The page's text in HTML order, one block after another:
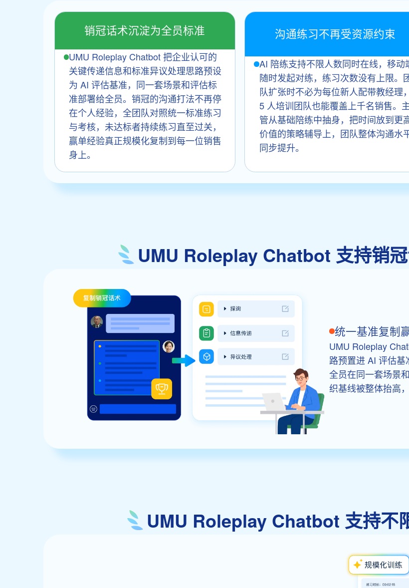
销冠话术沉淀为全员标准
UMU Roleplay Chatbot 把企业认可的
关键传递信息和标准异议处理思路预设
为 AI 评估基准，同一套场景和评估标
准部署给全员。销冠的沟通打法不再停
在个人经验，全团队对照统一标准练习
与考核，未达标者持续练习直至过关，
赢单经验真正规模化复制到每一位销售
身上。
沟通练习不再受资源约束
AI 陪练支持不限人数同时在线，移动
随时发起对练，练习次数没有上限。
队扩张时不必为每位新人配带教经理，
5 人培训团队也能覆盖上千名销售。
管从基础陪练中抽身，把时间放到更
价值的策略辅导上，团队整体沟通水
同步提升。
UMU Roleplay Chatbot 支持销
统一基准复制
UMU Roleplay
路预置进 AI 评估基
全员在同一套场景
织基线被整体抬高
UMU Roleplay Chatbot 支持不